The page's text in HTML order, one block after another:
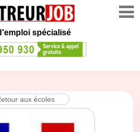
spécialisé
aux écoles